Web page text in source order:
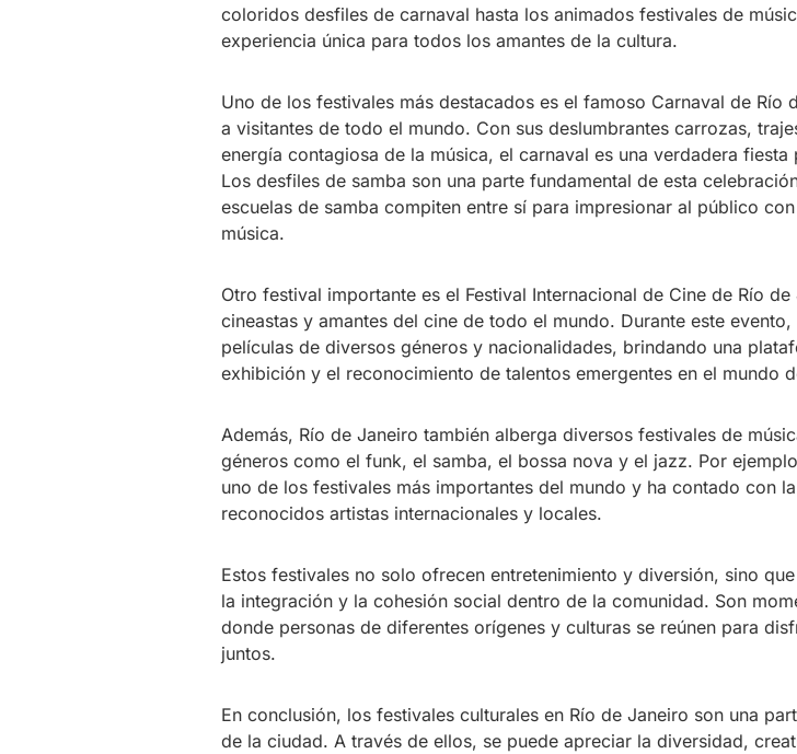
coloridos desfiles de carnaval hasta los animados festivales de
experiencia única para todos los amantes de la cultura.
Uno de los festivales más destacados es el famoso Carnaval de Río
a visitantes de todo el mundo. Con sus deslumbrantes carrozas,
energía contagiosa de la música, el carnaval es una verdadera fiesta
Los desfiles de samba son una parte fundamental de esta
escuelas de samba compiten entre sí para impresionar al público
música.
Otro festival importante es el Festival Internacional de Cine de Río
cineastas y amantes del cine de todo el mundo. Durante este
películas de diversos géneros y nacionalidades, brindando una
exhibición y el reconocimiento de talentos emergentes en el mundo
Además, Río de Janeiro también alberga diversos festivales de
géneros como el funk, el samba, el bossa nova y el jazz. Por
uno de los festivales más importantes del mundo y ha contado con
reconocidos artistas internacionales y locales.
Estos festivales no solo ofrecen entretenimiento y diversión, sino
la integración y la cohesión social dentro de la comunidad. Son
donde personas de diferentes orígenes y culturas se reúnen para
juntos.
En conclusión, los festivales culturales en Río de Janeiro son una
de la ciudad. A través de ellos, se puede apreciar la diversidad,